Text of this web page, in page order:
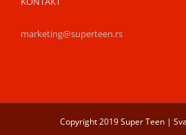
marketing@superteen.rs
Copyright 2019 Super Teen |